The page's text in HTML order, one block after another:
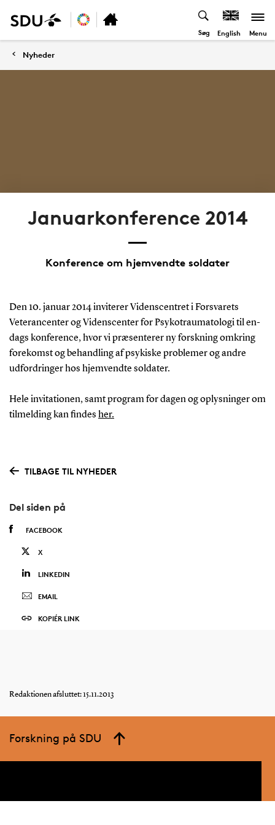
Søg English Menu
Nyheder
Januarkonference 2014
Konference om hjemvendte soldater
Den 10. januar 2014 inviterer Videnscentret i Forsvarets
Veterancenter og Videnscenter for Psykotraumatologi til en-
dags konference, hvor vi præsenterer ny forskning omkring
forekomst og behandling af psykiske problemer og andre
udfordringer hos hjemvendte soldater.
Hele invitationen, samt program for dagen og oplysninger om
tilmelding kan findes her.
TILBAGE TIL NYHEDER
Del siden på
FACEBOOK
X
LINKEDIN
EMAIL
KOPIÉR LINK
Redaktionen afsluttet: 15.11.2013
Forskning på SDU